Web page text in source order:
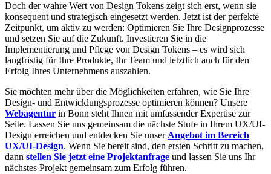
Doch der wahre Wert von Design Tokens zeigt sich erst, wenn sie
konsequent und strategisch eingesetzt werden. Jetzt ist der perfekte
Zeitpunkt, um aktiv zu werden: Optimieren Sie Ihre Designprozesse
und setzen Sie auf die Zukunft. Investieren Sie in die
Implementierung und Pflege von Design Tokens – es wird sich
langfristig für Ihre Produkte, Ihr Team und letztlich auch für den
Erfolg Ihres Unternehmens auszahlen.
Sie möchten mehr über die Möglichkeiten erfahren, wie Sie Ihre
Design- und Entwicklungsprozesse optimieren können? Unsere
Webagentur in Bonn steht Ihnen mit umfassender Expertise zur
Seite. Lassen Sie uns gemeinsam die nächste Stufe in Ihrem UX/UI-
Design erreichen und entdecken Sie unser Angebot im Bereich
UX/UI-Design. Wenn Sie bereit sind, den ersten Schritt zu machen,
dann stellen Sie jetzt eine Projektanfrage und lassen Sie uns Ihr
nächstes Projekt gemeinsam zum Erfolg führen.